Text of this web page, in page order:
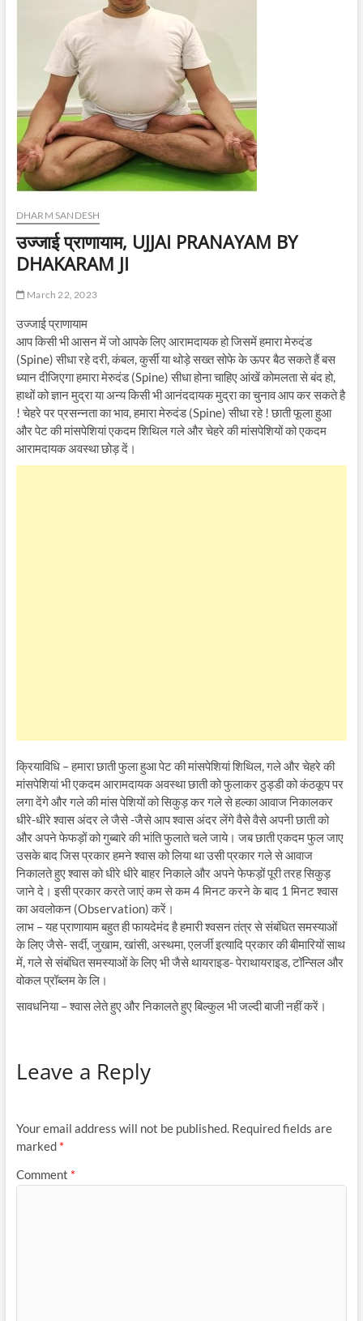
DHARM SANDESH
उज्जाई प्राणायाम, UJJAI PRANAYAM BY
DHAKARAM JI
March 22, 2023
उज्जाई प्राणायाम
आप किसी भी आसन में जो आपके लिए आरामदायक हो जिसमें हमारा मेरुदंड
(Spine) सीधा रहे दरी, कंबल, कुर्सी या थोड़े सख्त सोफे के ऊपर बैठ सकते हैं बस
ध्यान दीजिएगा हमारा मेरुदंड (Spine) सीधा होना चाहिए आंखें कोमलता से बंद हो,
हाथों को ज्ञान मुद्रा या अन्य किसी भी आनंददायक मुद्रा का चुनाव आप कर सकते है
! चेहरे पर प्रसन्नता का भाव, हमारा मेरुदंड (Spine) सीधा रहे ! छाती फूला हुआ
और पेट की मांसपेशियां एकदम शिथिल गले और चेहरे की मांसपेशियों को एकदम
आरामदायक अवस्था छोड़ दें।
क्रियाविधि – हमारा छाती फुला हुआ पेट की मांसपेशियां शिथिल, गले और चेहरे की
मांसपेशियां भी एकदम आरामदायक अवस्था छाती को फुलाकर ठुड्डी को कंठकूप पर
लगा देंगे और गले की मांस पेशियों को सिकुड़ कर गले से हल्का आवाज निकालकर
धीरे-धीरे श्वास अंदर ले जैसे -जैसे आप श्वास अंदर लेंगे वैसे वैसे अपनी छाती को
और अपने फेफड़ों को गुब्बारे की भांति फुलाते चले जाये। जब छाती एकदम फुल जाए
उसके बाद जिस प्रकार हमने श्वास को लिया था उसी प्रकार गले से आवाज
निकालते हुए श्वास को धीरे धीरे बाहर निकाले और अपने फेफड़ों पूरी तरह सिकुड़
जाने दे। इसी प्रकार करते जाएं कम से कम 4 मिनट करने के बाद 1 मिनट श्वास
का अवलोकन (Observation) करें।
लाभ – यह प्राणायाम बहुत ही फायदेमंद है हमारी श्वसन तंत्र से संबंधित समस्याओं
के लिए जैसे- सर्दी, जुखाम, खांसी, अस्थमा, एलर्जी इत्यादि प्रकार की बीमारियों साथ
में, गले से संबंधित समस्याओं के लिए भी जैसे थायराइड- पेराथायराइड, टॉन्सिल और
वोकल प्रॉब्लम के लि।
सावधनिया – श्वास लेते हुए और निकालते हुए बिल्कुल भी जल्दी बाजी नहीं करें।
Leave a Reply
Your email address will not be published. Required fields are
marked *
Comment *